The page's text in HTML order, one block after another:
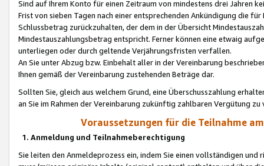
Sind auf Ihrem Konto für einen Zeitraum von mindestens drei Jahren
Frist von sieben Tagen nach einer entsprechenden Ankündigung die
Schlussbetrag zurückzuhalten, der dem in der Übersicht
Mindestauszahlungsbetrag entspricht. Ferner können eine etwaig
unterliegen oder durch geltende Verjährungsfristen verfallen.
An Sie unter Abzug bzw. Einbehalt aller in der Vereinbarung
Ihnen gemäß der Vereinbarung zustehenden Beträge dar.
Sollten Sie, gleich aus welchem Grund, eine Überschusszahlung
an Sie im Rahmen der Vereinbarung zukünftig zahlbaren Vergütung zu
Voraussetzungen für die Teilnahme
1. Anmeldung und Teilnahmeberechtigung
Sie leiten den Anmeldeprozess ein, indem Sie einen vollständigen